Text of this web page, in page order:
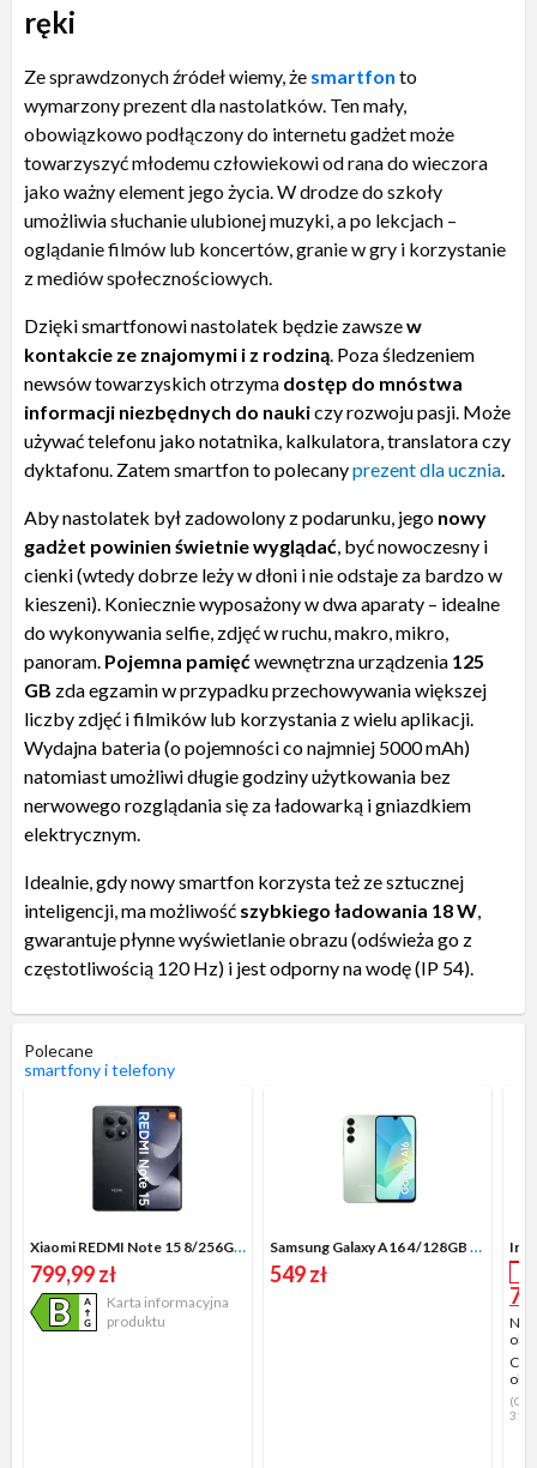
ręki
Ze sprawdzonych źródeł wiemy, że smartfon to
wymarzony prezent dla nastolatków. Ten mały,
obowiązkowo podłączony do internetu gadżet może
towarzyszyć młodemu człowiekowi od rana do wieczora
jako ważny element jego życia. W drodze do szkoły
umożliwia słuchanie ulubionej muzyki, a po lekcjach –
oglądanie filmów lub koncertów, granie w gry i korzystanie
z mediów społecznościowych.
Dzięki smartfonowi nastolatek będzie zawszew
kontakcie ze znajomymi i z rodziną. Poza śledzeniem
newsów towarzyskich otrzyma dostęp do mnóstwa
informacji niezbędnych do naukiczy rozwoju pasji. Może
używać telefonu jako notatnika, kalkulatora, translatora czy
dyktafonu. Zatem smartfon to polecanyprezent dla ucznia.
Aby nastolatek był zadowolony z podarunku, jego nowy
gadżet powinien świetnie wyglądać, być nowoczesny i
cienki (wtedy dobrze leży w dłoni i nie odstaje za bardzo w
kieszeni). Koniecznie wyposażony w dwa aparaty – idealne
do wykonywania selfie, zdjęć w ruchu, makro, mikro,
panoram. Pojemna pamięćwewnętrzna urządzenia 125
GB zda egzamin w przypadku przechowywania większej
liczby zdjęć i filmików lub korzystania z wielu aplikacji.
Wydajna bateria (o pojemności co najmniej 5000 mAh)
natomiast umożliwi długie godziny użytkowania bez
nerwowego rozglądania się za ładowarką i gniazdkiem
elektrycznym.
Idealnie, gdy nowy smartfon korzysta też ze sztucznej
inteligencji, ma możliwość szybkiego ładowania 18 W,
gwarantuje płynne wyświetlanie obrazu (odświeża go z
częstotliwością 120 Hz) i jest odporny na wodę (IP 54).
Polecane
smartfony i telefony
Xiaomi REDMI Note 15 8/256GB Funkcje AI 6,77" 120Hz 108Mpix Czarny
799,99 zł
Karta informacyjna
produktu
Samsung Galaxy A16 4/128GB 6,7" 90Hz 50Mpix Zielony
549 zł